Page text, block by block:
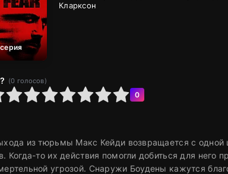
(0 голосов)
7 8 9 10 0
Кларксон
из тюрьмы Макс Кейди возвращается с
Когда-то их действия помогли добиться для него
угрозой. Снаружи Боудены кажутся